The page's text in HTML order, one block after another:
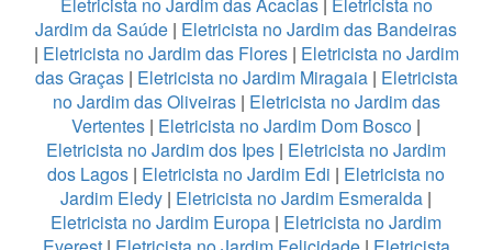
Jardim da Saúde | Eletricista no Jardim das Bandeiras
| Eletricista no Jardim das Flores| Eletricista no Jardim
das Graças| Eletricista no Jardim Miragaia| Eletricista
no Jardim das Oliveiras| Eletricista no Jardim das
Vertentes | Eletricista no Jardim Dom Bosco |
Eletricista no Jardim dos Ipes | Eletricista no Jardim
dos Lagos | Eletricista no Jardim Edi | Eletricista no
Jardim Eledy | Eletricista no Jardim Esmeralda |
Eletricista no Jardim Europa | Eletricista no Jardim